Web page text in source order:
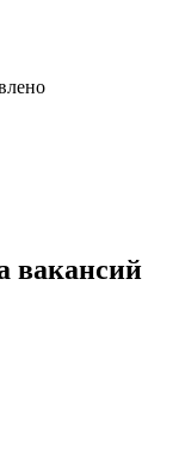
вакансий